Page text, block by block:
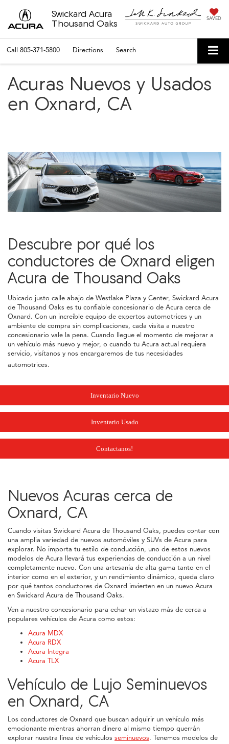
Swickard Acura
Thousand Oaks
SAVED
Call 805-371-5800 Directions Search
Acuras Nuevos y Usados
en Oxnard, CA
Descubre por qué los
conductores de Oxnard eligen
Acura de Thousand Oaks
Ubicado justo calle abajo de Westlake Plaza y Center, Swickard Acura
de Thousand Oaks es tu confiable concesionario de Acura cerca de
Oxnard. Con un increíble equipo de expertos automotrices y un
ambiente de compra sin complicaciones, cada visita a nuestro
concesionario vale la pena. Cuando llegue el momento de mejorar a
un vehículo más nuevo y mejor, o cuando tu Acura actual requiera
servicio, visítanos y nos encargaremos de tus necesidades
automotrices.
Inventario Nuevo
Inventario Usado
Contactanos!
Nuevos Acuras cerca de
Oxnard, CA
Cuando visitas Swickard Acura de Thousand Oaks, puedes contar con
una amplia variedad de nuevos automóviles y SUVs de Acura para
explorar. No importa tu estilo de conducción, uno de estos nuevos
modelos de Acura llevará tus experiencias de conducción a un nivel
completamente nuevo. Con una artesanía de alta gama tanto en el
interior como en el exterior, y un rendimiento dinámico, queda claro
por qué tantos conductores de Oxnard invierten en un nuevo Acura
en Swickard Acura de Thousand Oaks.
Ven a nuestro concesionario para echar un vistazo más de cerca a
populares vehículos de Acura como estos:
Acura MDX
Acura RDX
Acura Integra
Acura TLX
Vehículo de Lujo Seminuevos
en Oxnard, CA
Los conductores de Oxnard que buscan adquirir un vehículo más
emocionante mientras ahorran dinero al mismo tiempo querrán
explorar nuestra línea de vehículos seminuevos. Tenemos modelos de